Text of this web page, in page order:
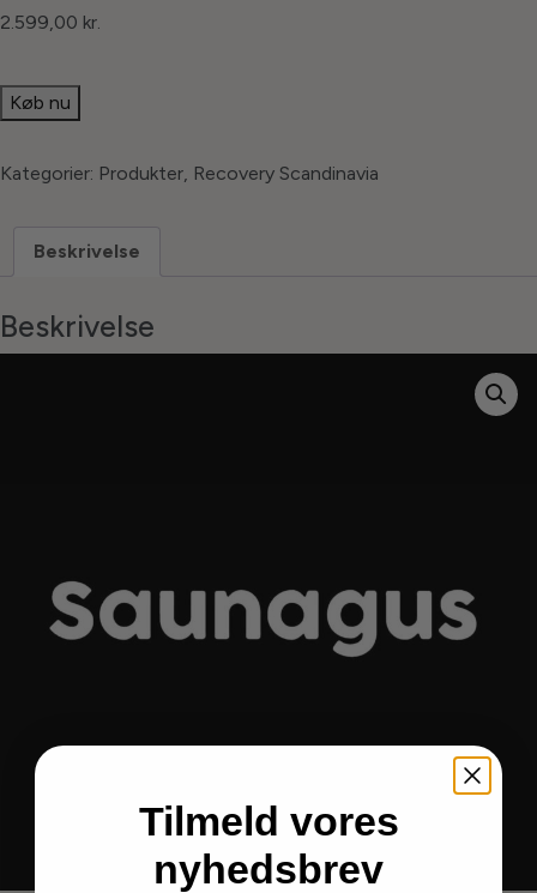
2.599,00 kr.
Køb nu
Kategorier: Produkter, Recovery Scandinavia
Beskrivelse
Beskrivelse
Tilmeld vores
nyhedsbrev